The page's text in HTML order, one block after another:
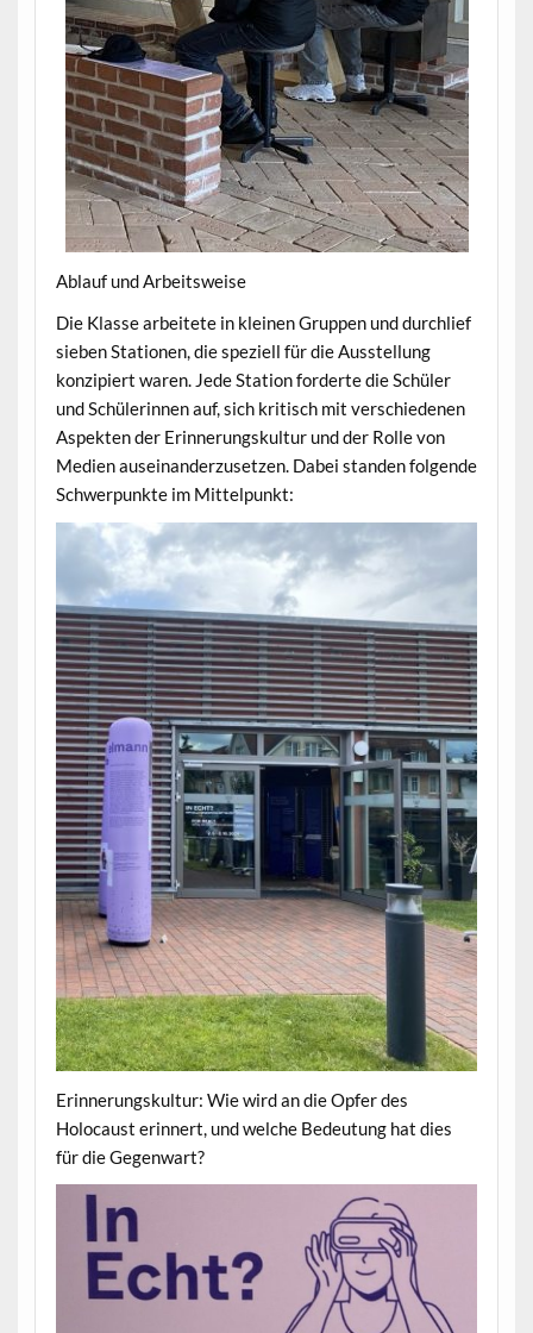
Ablauf und Arbeitsweise
Die Klasse arbeitete in kleinen Gruppen und durchlief
sieben Stationen, die speziell für die Ausstellung
konzipiert waren. Jede Station forderte die Schüler
und Schülerinnen auf, sich kritisch mit verschiedenen
Aspekten der Erinnerungskultur und der Rolle von
Medien auseinanderzusetzen. Dabei standen folgende
Schwerpunkte im Mittelpunkt:
Erinnerungskultur: Wie wird an die Opfer des
Holocaust erinnert, und welche Bedeutung hat dies
für die Gegenwart?